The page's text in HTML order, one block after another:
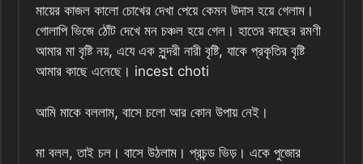
মায়ের কাজল কালো চোখের দেখা পেয়ে কেমন উদাস হয়ে গেলাম।
গোলাপি ভিজে ঠোঁট দেখে মন চঞ্চল হয়ে গেল। হাতের কাছের রমণী
আমার মা বৃষ্টি নয়, এযে এক সুন্দরী নারী বৃষ্টি, যাকে প্রকৃতির বৃষ্টি
আমার কাছে এনেছে। incest choti
আমি মাকে বললাম, বাসে চলো আর কোন উপায় নেই।
মা বলল, তাই চল। বাসে উঠলাম। প্রচন্ড ভিড়। একে পুজোর